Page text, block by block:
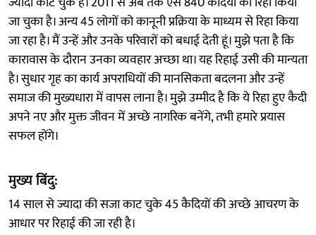
जा चुका है। अन्य 45 लोगों को कानूनी प्रक्रिया के माध्यम से रिहा किया
जा रहा है। मैं उन्हें और उनके परिवारों को बधाई देती हूं। मुझे पता है कि
कारावास के दौरान उनका व्यवहार अच्छा था। यह रिहाई उसी की मान्यता
है। सुधार गृह का कार्य अपराधियों की मानसिकता बदलना और उन्हें
समाज की मुख्यधारा में वापस लाना है। मुझे उम्मीद है कि ये रिहा हुए कैदी
अपने नए और मुक्त जीवन में अच्छे नागरिक बनेंगे, तभी हमारे प्रयास
सफल होंगे।
मुख्य बिंदु:
14 साल से ज्यादा की सजा काट चुके 45 कैदियों की अच्छे आचरण के
आधार पर रिहाई की जा रही है।